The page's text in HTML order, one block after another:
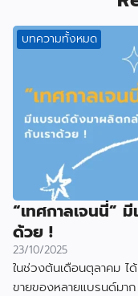
บทความทั้งหมด
“เทศกาลเจนนี่”
ด้วย !
23/10/2025
ในช่วงต้นเดือนตุลาคม ไ
ขายของหลายแบรนด์มา